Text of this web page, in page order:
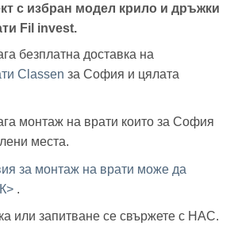
с избран модел крило и дръжки
Fil invest.
безплатна доставка на
Classen за София и цялата
монтаж на врати които за София
места.
за монтаж на врати може да
.
или запитване се свържете с НАС.